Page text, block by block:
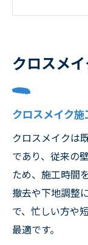
の流れ
クロス
コツ
クロス
購入法
クロスメ
クロスメイク
クロスメイクは
であり、従来の
ため、施工時間
撤去や下地調整
で、忙しい方や
最適です。